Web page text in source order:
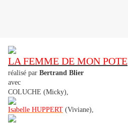
LA FEMME DE MON POTE
réalisé par Bertrand Blier
avec
COLUCHE (Micky),
Isabelle HUPPERT (Viviane),